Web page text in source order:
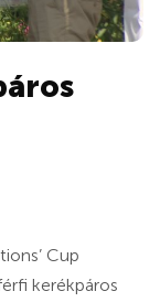
Cup
kerékpáros